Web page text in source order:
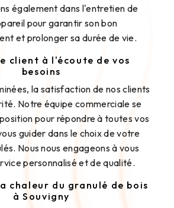
également dans l'entretien de
pour garantir son bon
et prolonger sa durée de vie.
client à l'écoute de vos
besoins
la satisfaction de nos clients
Notre équipe commerciale se
pour répondre à toutes vos
guider dans le choix de votre
Nous nous engageons à vous
personnalisé et de qualité.
chaleur du granulé de bois
à Souvigny